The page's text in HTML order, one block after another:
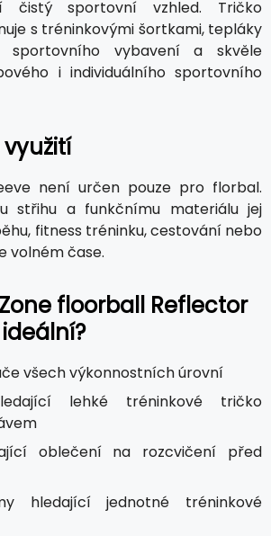
čistý sportovní vzhled. Tričko
s tréninkovými šortkami, tepláky
vybavení a skvěle
i individuálního sportovního
není určen pouze pro florbal.
střihu a funkčnímu materiálu jej
fitness tréninku, cestování nebo
volném čase.
floorball Reflector
všech výkonnostních úrovní
lehké tréninkové tričko
oblečení na rozcvičení před
hledající jednotné tréninkové